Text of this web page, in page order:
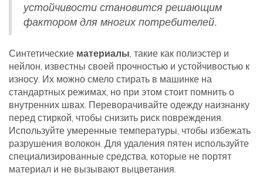
устойчивости становится решающим
фактором для многих потребителей.
Синтетические материалы, такие как полиэстер и
нейлон, известны своей прочностью и устойчивостью к
износу. Их можно смело стирать в машинке на
стандартных режимах, но при этом стоит помнить о
внутренних швах. Переворачивайте одежду наизнанку
перед стиркой, чтобы снизить риск повреждения.
Используйте умеренные температуры, чтобы избежать
разрушения волокон. Для удаления пятен используйте
специализированные средства, которые не портят
материал и не вызывают выцветания.